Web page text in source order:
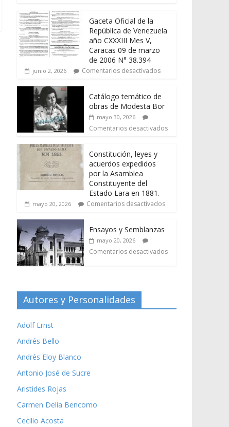
Gaceta Oficial de la
República de Venezuela
año CXXXIII Mes V,
Caracas 09 de marzo
de 2006 N° 38.394
junio 2, 2026 Comentarios desactivados
Catálogo temático de
obras de Modesta Bor
mayo 30, 2026
Comentarios desactivados
Constitución, leyes y
acuerdos expedidos
por la Asamblea
Constituyente del
Estado Lara en 1881.
mayo 20, 2026 Comentarios desactivados
Ensayos y Semblanzas
mayo 20, 2026
Comentarios desactivados
Autores y Personalidades
Adolf Ernst
Andrés Bello
Andrés Eloy Blanco
Antonio José de Sucre
Aristides Rojas
Carmen Delia Bencomo
Cecilio Acosta